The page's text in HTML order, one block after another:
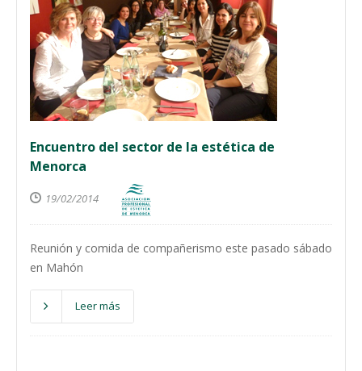
Encuentro del sector de la estética de
Menorca
19/02/2014
Reunión y comida de compañerismo este pasado sábado
en Mahón
Leer más